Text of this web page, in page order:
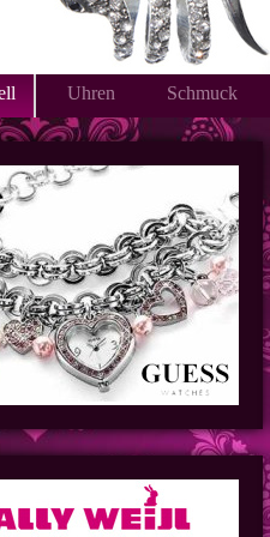
Uhren Schmuck